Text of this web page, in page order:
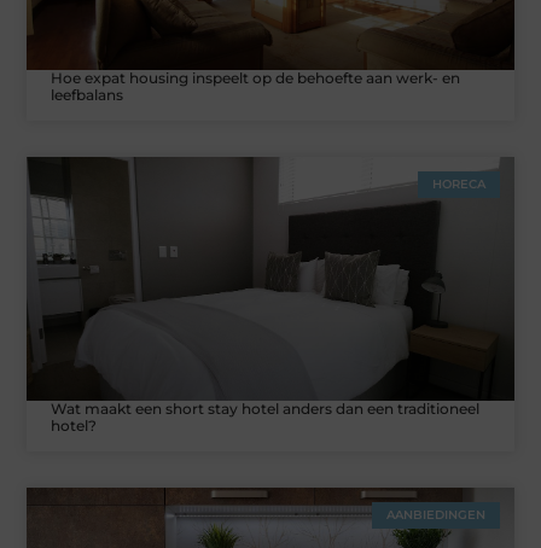
Hoe expat housing inspeelt op de behoefte aan werk- en
leefbalans
HORECA
Wat maakt een short stay hotel anders dan een traditioneel
hotel?
AANBIEDINGEN